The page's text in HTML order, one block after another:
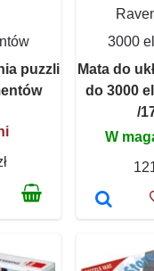
puzzli
3000
Mata do
do 3000
/
W